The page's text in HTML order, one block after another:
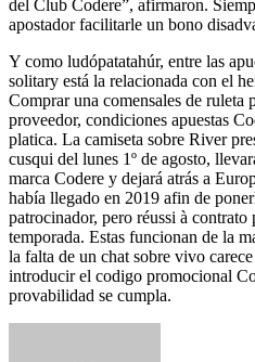
del Club Codere”, afirmaron.
apostador facilitarle un bono
Y como ludópatatahúr, entre las
solitary está la relacionada con el
Comprar una comensales de ruleta
proveedor, condiciones apuestas
platica. La camiseta sobre River
cusqui del lunes 1º de agosto,
marca Codere y dejará atrás a
había llegado en 2019 afin de
patrocinador, pero réussi à contrato
temporada. Estas funcionan de la
la falta de un chat sobre vivo
introducir el codigo promocional
provabilidad se cumpla.